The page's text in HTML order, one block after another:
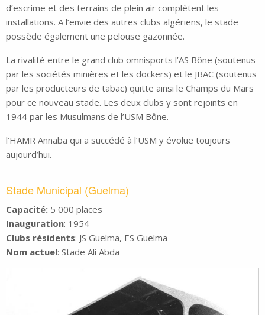
d’escrime et des terrains de plein air complètent les
installations. A l’envie des autres clubs algériens, le stade
possède également une pelouse gazonnée.
La rivalité entre le grand club omnisports l’AS Bône (soutenus
par les sociétés minières et les dockers) et le JBAC (soutenus
par les producteurs de tabac) quitte ainsi le Champs du Mars
pour ce nouveau stade. Les deux clubs y sont rejoints en
1944 par les Musulmans de l’USM Bône.
l’HAMR Annaba qui a succédé à l’USM y évolue toujours
aujourd’hui.
Stade Municipal (Guelma)
Capacité: 5 000 places
Inauguration: 1954
Clubs résidents: JS Guelma, ES Guelma
Nom actuel: Stade Ali Abda